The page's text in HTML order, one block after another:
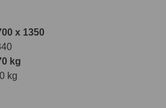
x 1350
kg
kg